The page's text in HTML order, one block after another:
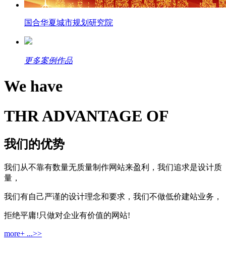
国合华夏城市规划研究院
更多案例作品
We have
THR ADVANTAGE OF
我们的优势
我们从不靠有数量无质量制作网站来盈利，我们追求是设计质
量，
我们有自己严谨的设计理念和要求，我们不做低价建站业务，
拒绝平庸!只做对企业有价值的网站!
more+ ...>>